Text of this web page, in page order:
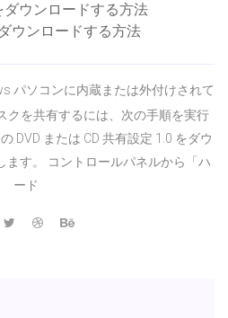
ウンロードする方法
ウンロードする方法
パソコンに内蔵または外付けされて
クを共有するには、次の手順を実行
DVD または CD 共有設定 1.0 をダウ
ます。 コントロールパネルから「ハ
ード